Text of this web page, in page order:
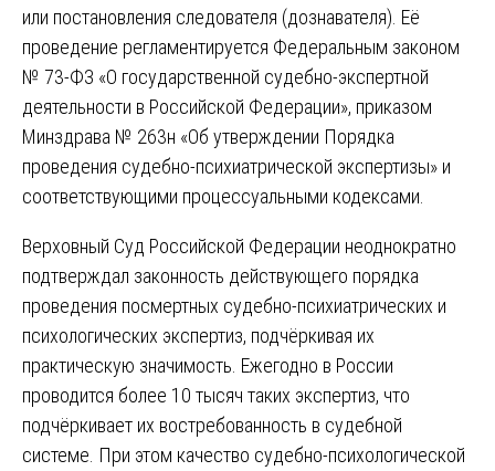
или постановления следователя (дознавателя). Её
проведение регламентируется Федеральным законом
№ 73-ФЗ «О государственной судебно-экспертной
деятельности в Российской Федерации», приказом
Минздрава № 263н «Об утверждении Порядка
проведения судебно-психиатрической экспертизы» и
соответствующими процессуальными кодексами.
Верховный Суд Российской Федерации неоднократно
подтверждал законность действующего порядка
проведения посмертных судебно-психиатрических и
психологических экспертиз, подчёркивая их
практическую значимость. Ежегодно в России
проводится более 10 тысяч таких экспертиз, что
подчёркивает их востребованность в судебной
системе. При этом качество судебно-психологической